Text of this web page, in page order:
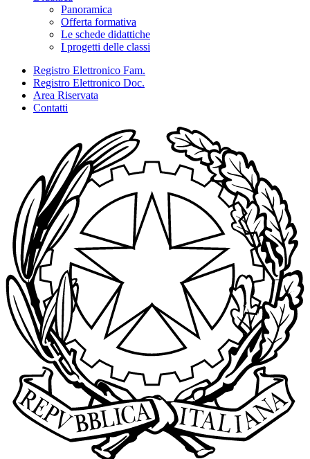
Panoramica
Offerta formativa
Le schede didattiche
I progetti delle classi
Registro Elettronico Fam.
Registro Elettronico Doc.
Area Riservata
Contatti